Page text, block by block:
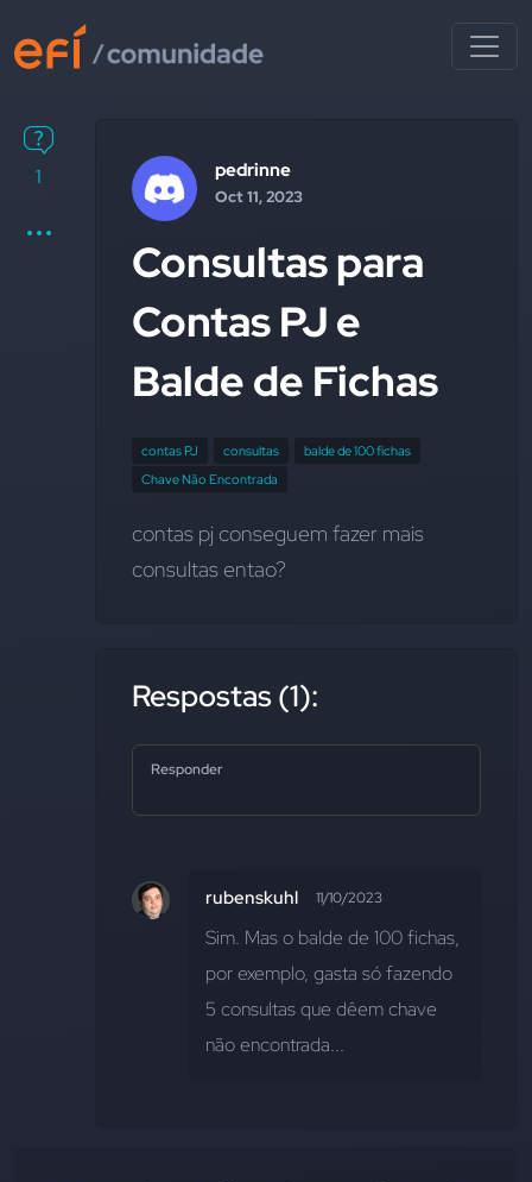
1 pedrinne
Oct 11, 2023
Consultas para
Contas PJ e
Balde de Fichas
contas PJ consultas
balde de 100 fichas
Chave Não Encontrada
contas pj conseguem fazer mais
consultas entao?
Respostas (1):
Responder
rubenskuhl 11/10/2023
Sim. Mas o balde de 100 fichas,
por exemplo, gasta só fazendo
5 consultas que dêem chave
não encontrada...